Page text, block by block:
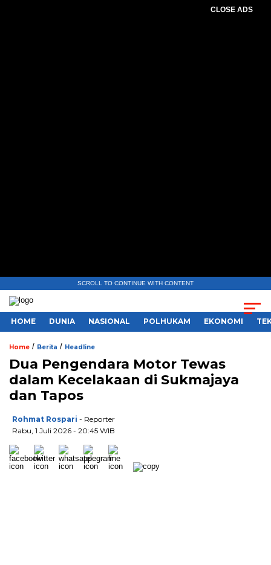
CLOSE ADS
SCROLL TO CONTINUE WITH CONTENT
HOME DUNIA NASIONAL POLHUKAM EKONOMI
Home / Berita / Headline
Dua Pengendara Motor Tewas
dalam Kecelakaan di Sukmajaya
dan Tapos
Rohmat Rospari - Reporter
Rabu, 1 Juli 2026 - 20:45 WIB